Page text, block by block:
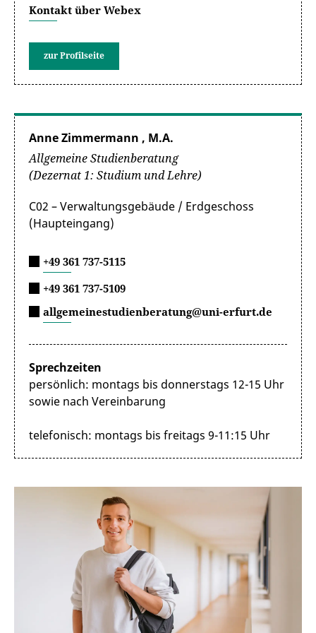
Fachschaften Ihrer Wunsch-Studienrichtungen
Campus Spezialist*innen der Universität
Erfurt
Fachschaftsräte der Universität Erfurt
Kontakt über Webex
zur Profilseite
Anne Zimmermann , M.A.
Allgemeine Studienberatung
(Dezernat 1: Studium und Lehre)
C02 – Verwaltungsgebäude / Erdgeschoss
(Haupteingang)
+49 361 737-5115
+49 361 737-5109
allgemeinestudienberatung@uni-erfurt.de
Sprechzeiten
persönlich: montags bis donnerstags 12-15 Uhr
sowie nach Vereinbarung
telefonisch: montags bis freitags 9-11:15 Uhr